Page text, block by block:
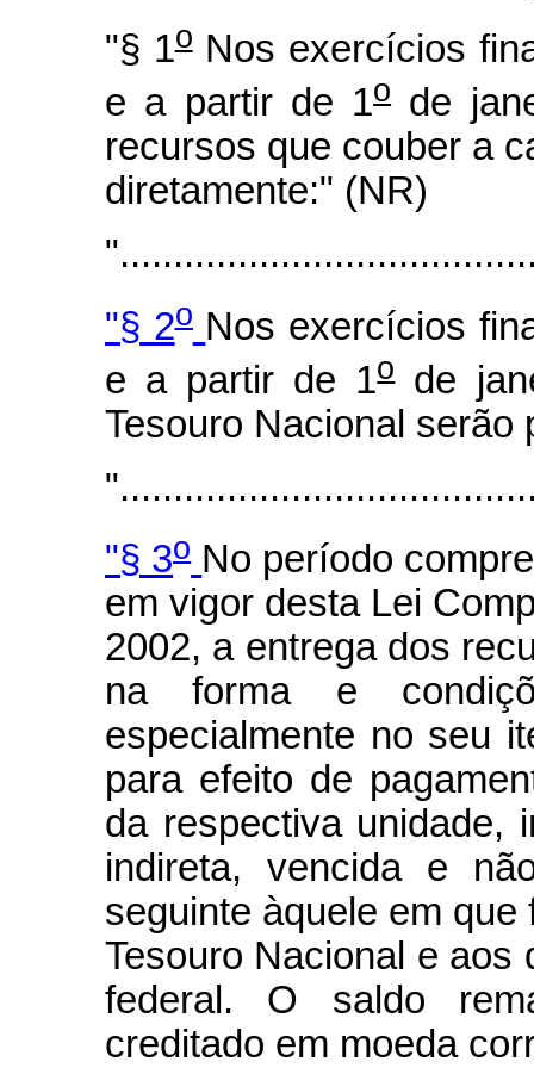
"§ 1oNos exercícios
e a partir de 1ode
recursos que couber a
diretamente:" (NR)
"§ 2o Nos exercícios
e a partir de 1ode
Tesouro Nacional serão
"§ 3o No período
em vigor desta Lei
2002, a entrega dos
na forma e
especialmente no seu
para efeito de
da respectiva unidade,
indireta, vencida e
seguinte àquele em
Tesouro Nacional e aos
federal. O saldo
creditado em moeda